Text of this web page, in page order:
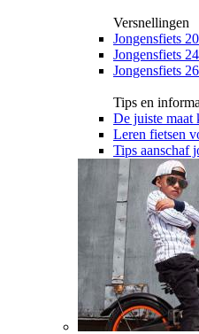
Versnellingen
Jongensfiets
Jongensfiets
Jongensfiets
Tips en
De juiste maat
Leren fietsen
Tips aanschaf